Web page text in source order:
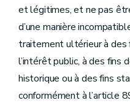
et légitimes, et ne pas
d’une manière
traitement ultérieur à des
l’intérêt public, à des fins
historique ou à des fins
conformément à l’article